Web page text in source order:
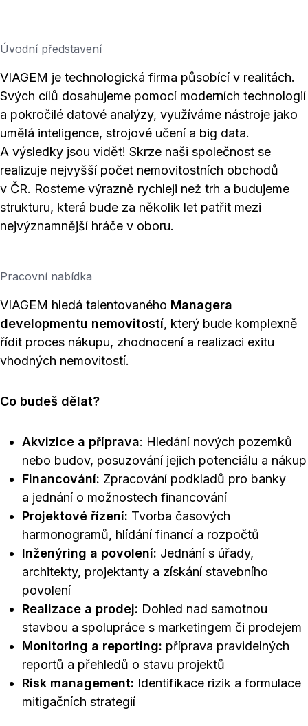
Úvodní představení
VIAGEM je technologická firma působící v realitách.
Svých cílů dosahujeme pomocí moderních technologií
a pokročilé datové analýzy, využíváme nástroje jako
umělá inteligence, strojové učení a big data.
A výsledky jsou vidět! Skrze naši společnost se
realizuje nejvyšší počet nemovitostních obchodů
v ČR. Rosteme výrazně rychleji než trh a budujeme
strukturu, která bude za několik let patřit mezi
nejvýznamnější hráče v oboru.
Pracovní nabídka
VIAGEM hledá talentovaného Managera
developmentu nemovitostí, který bude komplexně
řídit proces nákupu, zhodnocení a realizaci exitu
vhodných nemovitostí.
Co budeš dělat?
Akvizice a příprava: Hledání nových pozemků
nebo budov, posuzování jejich potenciálu a nákup
Financování: Zpracování podkladů pro banky
a jednání o možnostech financování
Projektové řízení: Tvorba časových
harmonogramů, hlídání financí a rozpočtů
Inženýring a povolení: Jednání s úřady,
architekty, projektanty a získání stavebního
povolení
Realizace a prodej: Dohled nad samotnou
stavbou a spolupráce s marketingem či prodejem
Monitoring a reporting: příprava pravidelných
reportů a přehledů o stavu projektů
Risk management: Identifikace rizik a formulace
mitigačních strategií